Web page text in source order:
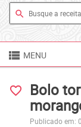
search
 MENU
favorite_border
Bolo
Publicado em: